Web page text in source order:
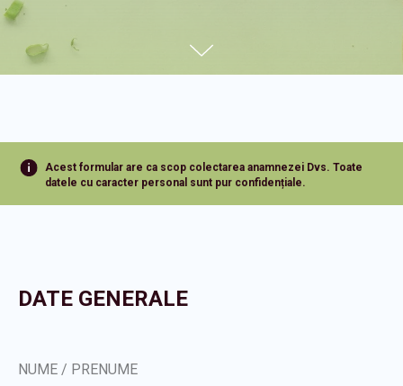
Acest formular are ca scop colectarea anamnezei Dvs. Toate
datele cu caracter personal sunt pur confidențiale.
DATE GENERALE
NUME / PRENUME